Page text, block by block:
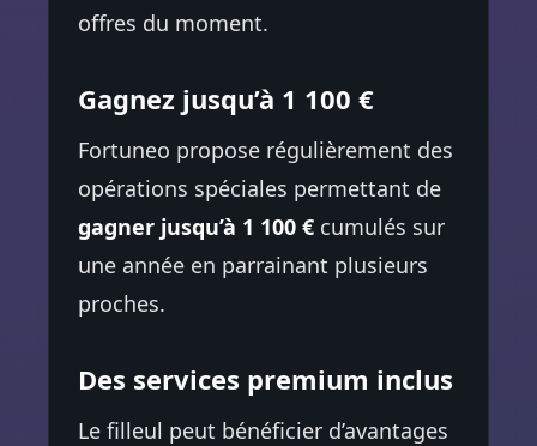
offres du moment.
Gagnez jusqu’à 1 100 €
Fortuneo propose régulièrement des
opérations spéciales permettant de
gagner jusqu’à 1 100 € cumulés sur
une année en parrainant plusieurs
proches.
Des services premium inclus
Le filleul peut bénéficier d’avantages